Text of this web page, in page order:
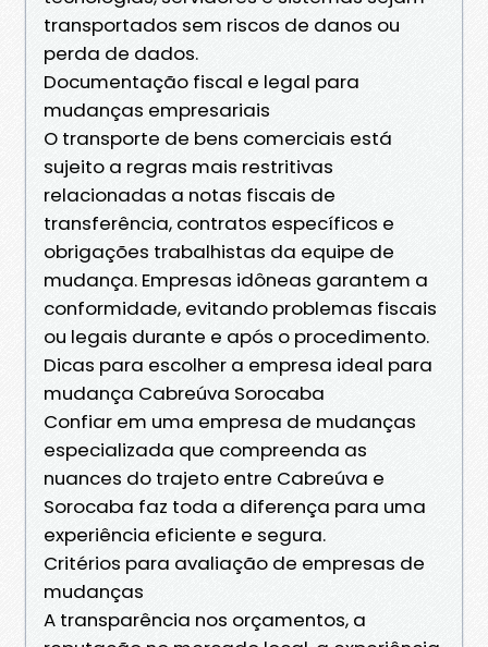
transportados sem riscos de danos ou
perda de dados.
Documentação fiscal e legal para
mudanças empresariais
O transporte de bens comerciais está
sujeito a regras mais restritivas
relacionadas a notas fiscais de
transferência, contratos específicos e
obrigações trabalhistas da equipe de
mudança. Empresas idôneas garantem a
conformidade, evitando problemas fiscais
ou legais durante e após o procedimento.
Dicas para escolher a empresa ideal para
mudança Cabreúva Sorocaba
Confiar em uma empresa de mudanças
especializada que compreenda as
nuances do trajeto entre Cabreúva e
Sorocaba faz toda a diferença para uma
experiência eficiente e segura.
Critérios para avaliação de empresas de
mudanças
A transparência nos orçamentos, a